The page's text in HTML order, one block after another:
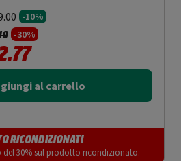
-10%
ridotto da
a-30%
al carrello
RICONDIZIONATI
30% sul prodotto ricondizionato.